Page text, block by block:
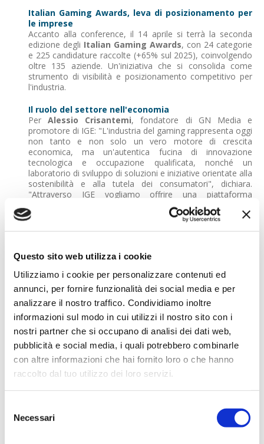
Questo sito web utilizza i cookie
Utilizziamo i cookie per personalizzare contenuti ed
annunci, per fornire funzionalità dei social media e per
analizzare il nostro traffico. Condividiamo inoltre
informazioni sul modo in cui utilizzi il nostro sito con i
nostri partner che si occupano di analisi dei dati web,
pubblicità e social media, i quali potrebbero combinarle
con altre informazioni che hai fornito loro o che hanno
raccolto dal tuo utilizzo dei loro servizi.
delNecessari
Italian Gaming Awards, leva di posizionamento per
le imprese
Accanto alla conference, il 14 aprile si terrà la seconda
edizione degli Italian Gaming Awards, con 24 categorie
e 225 candidature raccolte (+65% sul 2025), coinvolgendo
oltre 135 aziende. Un'iniziativa che si consolida come
strumento di visibilità e posizionamento competitivo per
l'industria.
Il ruolo del settore nell'economia
PerAlessio Crisantemi, fondatore di GN Media e
promotore di IGE: "L'industria del gaming rappresenta oggi
non tanto e non solo un vero motore di crescita
economica, ma un'autentica fucina di innovazione
tecnologica e occupazione qualificata, nonché un
laboratorio di sviluppo di soluzioni e iniziative orientate alla
sostenibilità e alla tutela dei consumatori", dichiara.
"Attraverso IGE vogliamo offrire una piattaforma
essenziale di dialogo tra pubblico e privato, capace di
accompagnare l'evoluzione del settore in modo
competitivo e trasparente. L'evento non è solo un
La visione: un evento che crea valore
PerSimona Clarizio , Responsabile di IGE: "IGE è molto
più di un evento: è il luogo in cui si costruisce il futuro del
gaming. Mettiamo intorno allo stesso tavolo chi regola,
chi innova e chi investe, creando connessioni reali e
opportunità concrete. In un momento di profonda
trasformazione del settore, vogliamo essere il punto di
riferimento per accompagnare questo cambiamento,
valorizzando innovazione, sicurezza e sostenibilità come
pilastri della crescita."
punta a consolidare il ruolo dell'Italia come uno dei
principali hub europei del gaming regolamentato, in un
contesto in cui innovazione tecnologica e quadro